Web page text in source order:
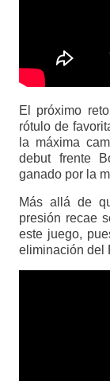
El próximo
rótulo de
la máxima
debut frente
ganado por la
Más allá de
presión recae
este juego,
eliminación del